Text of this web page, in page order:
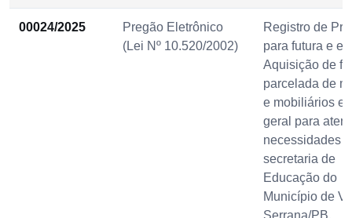
00024/2025
Pregão Eletrônico
(Lei Nº 10.520/2002)
Registro de
para futura e
Aquisição de
parcelada de
e mobiliários
geral para
necessidades
secretaria de
Educação do
Município de
Serrana/PB.